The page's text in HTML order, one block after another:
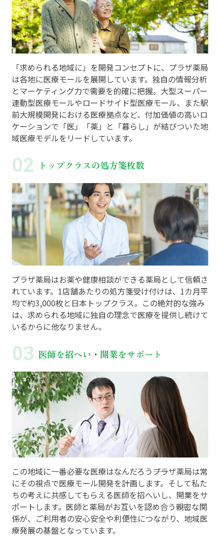
「求められる地域に」を開発コンセプトに、プラザ薬局
は各地に医療モールを展開しています。独自の情報分析
とマーケティング力で需要を的確に把握。大型スーパー
連動型医療モールやロードサイド型医療モール、また駅
前大規模開発における医療拠点など、付加価値の高いロ
ケーションで「医」「薬」と「暮らし」が結びついた地
域医療モデルをリードしています。
トップクラスの処方箋枚数
プラザ薬局はお薬や健康相談ができる薬局として信頼さ
れています。1店舗あたりの処方箋受け付けは、1カ月平
均で約3,000枚と日本トップクラス。この絶対的な強み
は、求められる地域に独自の理念で医療を提供し続けて
いるからに他なりません。
医師を招へい・開業をサポート
この地域に一番必要な医療はなんだろう――プラザ薬局は常
にその視点で医療モール開発を計画します。そして私た
ちの考えに共感してもらえる医師を招へいし、開業をサ
ポートします。医師と薬局がお互いを認め合う親密な関
係が、ご利用者の安心安全や利便性につながり、地域医
療発展の基盤となっています。